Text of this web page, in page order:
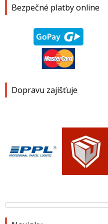
Bezpečné platby online
Dopravu zajišťuje